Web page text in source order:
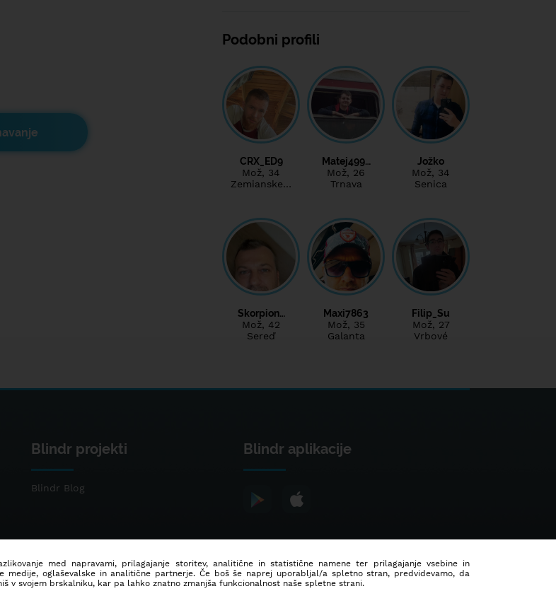
Podobni profili
CRX_ED9
Mož, 34
Zemianske…
Matej499…
Mož, 26
Trnava
Jožko
Mož, 34
Senica
Skorpion…
Mož, 42
Sereď
Maxi7863
Mož, 35
Galanta
Filip_Su
Mož, 27
Vrbové
Blindr projekti
Blindr Blog
Blindr aplikacije
med napravami, prilagajanje storitev, analitične in statistične namene ter prilagajanje vsebine in
medije, oglaševalske in analitične partnerje. Če boš še naprej uporabljal/a spletno stran, predvidevamo, da
v svojem brskalniku, kar pa lahko znatno zmanjša funkcionalnost naše spletne strani.